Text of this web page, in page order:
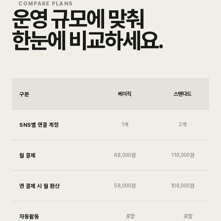
COMPARE PLANS
운영 규모에 맞춰
한눈에 비교하세요.
구분 베이직 스탠다드
SNS별 연결 계정 1개 2개
월 결제 68,000원 118,000원
연 결제 시 월 환산 58,000원 108,000원
자동활동 포함 포함